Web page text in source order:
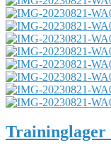
Traininglager